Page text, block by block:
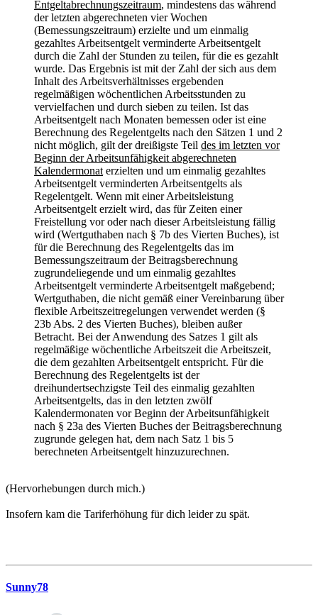
Entgeltabrechnungszeitraum, mindestens das während
der letzten abgerechneten vier Wochen
(Bemessungszeitraum) erzielte und um einmalig
gezahltes Arbeitsentgelt verminderte Arbeitsentgelt
durch die Zahl der Stunden zu teilen, für die es gezahlt
wurde. Das Ergebnis ist mit der Zahl der sich aus dem
Inhalt des Arbeitsverhältnisses ergebenden
regelmäßigen wöchentlichen Arbeitsstunden zu
vervielfachen und durch sieben zu teilen. Ist das
Arbeitsentgelt nach Monaten bemessen oder ist eine
Berechnung des Regelentgelts nach den Sätzen 1 und 2
nicht möglich, gilt der dreißigste Teil des im letzten vor
Beginn der Arbeitsunfähigkeit abgerechneten
Kalendermonat erzielten und um einmalig gezahltes
Arbeitsentgelt verminderten Arbeitsentgelts als
Regelentgelt. Wenn mit einer Arbeitsleistung
Arbeitsentgelt erzielt wird, das für Zeiten einer
Freistellung vor oder nach dieser Arbeitsleistung fällig
wird (Wertguthaben nach § 7b des Vierten Buches), ist
für die Berechnung des Regelentgelts das im
Bemessungszeitraum der Beitragsberechnung
zugrundeliegende und um einmalig gezahltes
Arbeitsentgelt verminderte Arbeitsentgelt maßgebend;
Wertguthaben, die nicht gemäß einer Vereinbarung über
flexible Arbeitszeitregelungen verwendet werden (§
23b Abs. 2 des Vierten Buches), bleiben außer
Betracht. Bei der Anwendung des Satzes 1 gilt als
regelmäßige wöchentliche Arbeitszeit die Arbeitszeit,
die dem gezahlten Arbeitsentgelt entspricht. Für die
Berechnung des Regelentgelts ist der
dreihundertsechzigste Teil des einmalig gezahlten
Arbeitsentgelts, das in den letzten zwölf
Kalendermonaten vor Beginn der Arbeitsunfähigkeit
nach § 23a des Vierten Buches der Beitragsberechnung
zugrunde gelegen hat, dem nach Satz 1 bis 5
berechneten Arbeitsentgelt hinzuzurechnen.
(Hervorhebungen durch mich.)
Insofern kam die Tariferhöhung für dich leider zu spät.
Sunny78